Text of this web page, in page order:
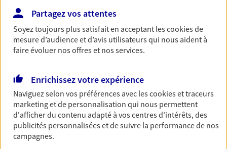
Bricoleuse, féru de jardinage, pâtissier en herbe
ou grande lectrice… personne n'est à l'abri d'un
accident du quotidien. Avec Ma Protection
Accident, protégez votre qualité de vie et vos
revenus.
OBTENIR UN TARIF EN LIGNE
Multirisque Entreprise
Gagnez en simplicité et en sérénité avec votre
Partagez vos attentes
Soyez toujours plus satisfait en acceptant lescookiesde
mesure d’audience et d’avis utilisateurs qui nous aident à
faire évoluer nos offres et nos services.
Enrichissez votre expérience
Naviguez selon vos préférences avec lescookies et traceurs
marketing et de personnalisation qui nous permettent
d'afficher du contenu adapté à vos centres d'intérêts, des
publicités personnalisées et de suivre la performance de nos
campagnes.